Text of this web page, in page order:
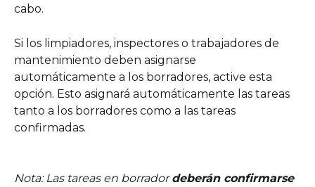
cabo.
Si los limpiadores, inspectores o trabajadores de
mantenimiento deben asignarse
automáticamente a los borradores, active esta
opción. Esto asignará automáticamente las tareas
tanto a los borradores como a las tareas
confirmadas.
Nota: Las tareas en borrador deberán confirmarse